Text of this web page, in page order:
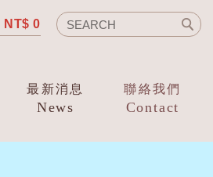
NT$ 0
最新消息
News
聯絡我們
Contact